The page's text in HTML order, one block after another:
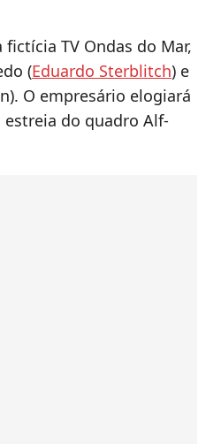
TV Ondas do Mar,
(Eduardo Sterblitch) e
O empresário elogiará
do quadro Alf-